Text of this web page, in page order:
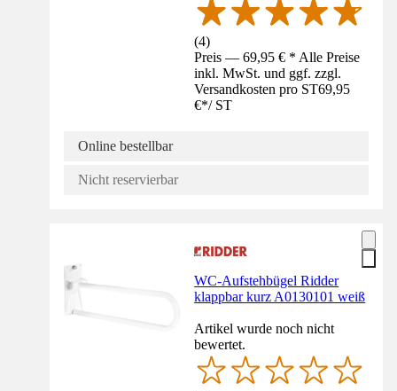
(4)
Preis — 69,95 € * Alle Preise
inkl. MwSt. und ggf. zzgl.
Versandkosten pro ST69,95
€*/ ST
Online bestellbar
Nicht reservierbar
WC-Aufstehbügel Ridder
klappbar kurz A0130101 weiß
Artikel wurde noch nicht
bewertet.